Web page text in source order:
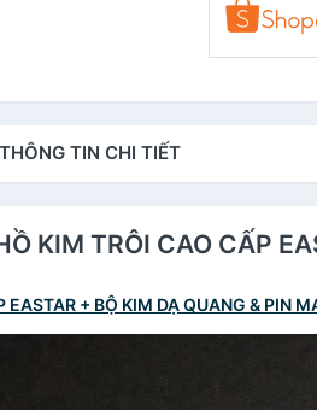
THÔNG TIN CHI TIẾT
KIM TRÔI CAO CẤP
+ BỘ KIM DẠ QUANG & PIN